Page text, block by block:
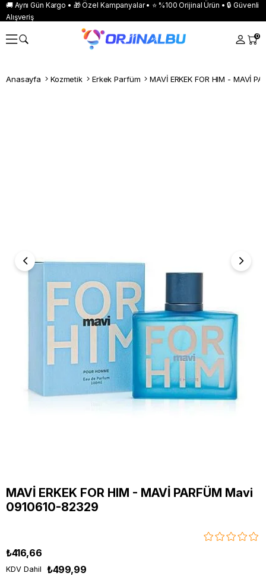
🚚 Aynı Gün Kargo • 🎁 Özel Kampanyalar • ⭐ %100 Orijinal Ürün • 🔒 Güvenli
Alışveriş
0
Anasayfa Kozmetik Erkek Parfüm
MAVİ ERKEK FOR HIM - MAVİ PARFÜM Mavi
0910610-82329
₺416,66
KDV Dahil ₺499,99